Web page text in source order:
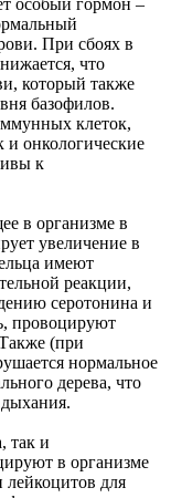
особый гормон –
При сбоях в
что
который также
базофилов.
клеток,
и онкологические
к
в организме в
увеличение в
имеют
реакции,
серотонина и
провоцируют
(при
нормальное
дерева, что
так и
в организме
лейкоцитов для